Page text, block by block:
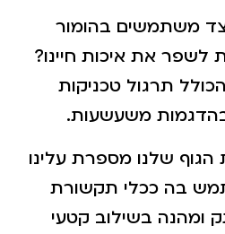
משתמשים בהומור
לשפר את איכות חיינו?
תרגול טכניקות
משעשעות.
שלנו מספרת עלינו
בה ככלי תקשורת
ומהנה בשילוב קטעי